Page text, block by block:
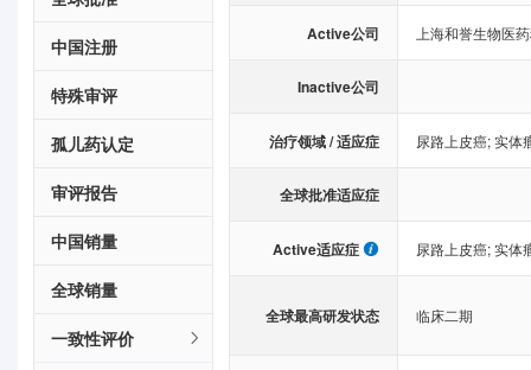
中国注册
特殊审评
孤儿药认定
审评报告
中国销量
全球销量
一致性评价
Active公司 上海和誉生物医
Inactive公司
治疗领域 / 适应症 尿路上皮癌;实体
全球批准适应症
Active适应症 尿路上皮癌;实体
全球最高研发状态 临床二期